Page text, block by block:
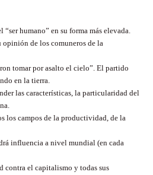
humano” en su forma más elevada.
opinión de los comuneros de la
tomar por asalto el cielo”. El partido
en la tierra.
las características, la particularidad del
los campos de la productividad, de la
influencia a nivel mundial (en cada
contra el capitalismo y todas sus